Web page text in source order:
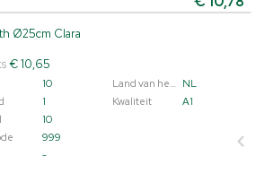
Ø25cm Clara
€ 10,65
10
NL
1 Kwaliteit
A1
10
999
-
om te kunnen kopen.